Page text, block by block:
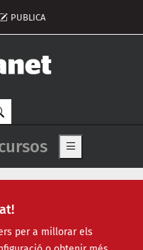
per a millorar els
compte d'usuari
PUBLICA
de
Show main